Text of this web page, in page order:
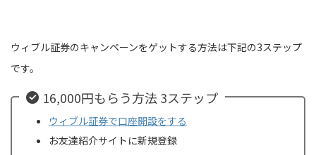
ウィブル証券のキャンペーンをゲットする方法は下記の3ステップ
です。
16,000円もらう方法 3ステップ
ウィブル証券で口座開設をする
お友達紹介サイトに新規登録